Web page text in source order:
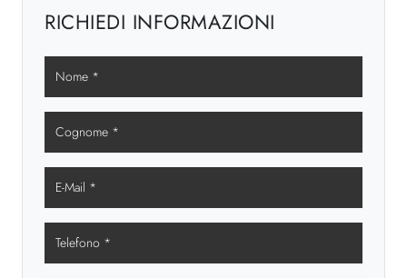
RICHIEDI INFORMAZIONI